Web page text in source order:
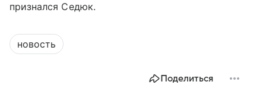
признался Седюк.
новость
Поделиться